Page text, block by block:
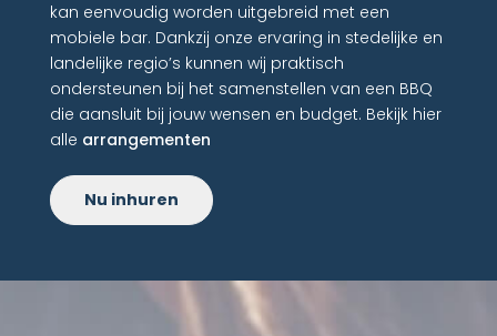
kan eenvoudig worden uitgebreid met een
mobiele bar. Dankzij onze ervaring in stedelijke en
landelijke regio’s kunnen wij praktisch
ondersteunen bij het samenstellen van een BBQ
die aansluit bij jouw wensen en budget. Bekijk hier
alle arrangementen
Nu inhuren